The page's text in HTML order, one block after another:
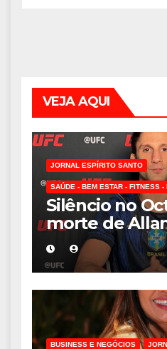
VEJA AQUI
JORNAL ESPÍRITO SANTO
SAÚDE - BEM ESTAR - FITNESS -
Silêncio no
morte de
Osso”
trajetória de
MMA aos 34
BUSINESS E NEGÓCIOS